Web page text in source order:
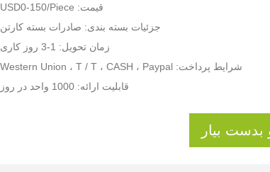
قیمت: USD0-150/Piece
جزئیات بسته بندی: صادرات بسته کارتن
زمان تحویل: 1-3 روز کاری
شرایط پرداخت: Western Union ، T / T ، CASH ، Paypal
قابلیت ارائه: 1000 واحد در روز
بدست بیار